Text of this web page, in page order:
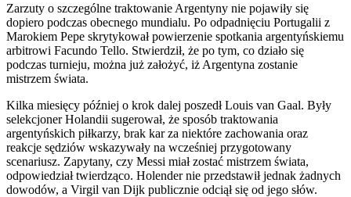
Zarzuty o szczególne traktowanie Argentyny nie pojawiły się
dopiero podczas obecnego mundialu. Po odpadnięciu Portugalii z
Marokiem Pepe skrytykował powierzenie spotkania argentyńskiemu
arbitrowi Facundo Tello. Stwierdził, że po tym, co działo się
podczas turnieju, można już założyć, iż Argentyna zostanie
mistrzem świata.
Kilka miesięcy później o krok dalej poszedł Louis van Gaal. Były
selekcjoner Holandii sugerował, że sposób traktowania
argentyńskich piłkarzy, brak kar za niektóre zachowania oraz
reakcje sędziów wskazywały na wcześniej przygotowany
scenariusz. Zapytany, czy Messi miał zostać mistrzem świata,
odpowiedział twierdząco. Holender nie przedstawił jednak żadnych
dowodów, a Virgil van Dijk publicznie odciął się od jego słów.